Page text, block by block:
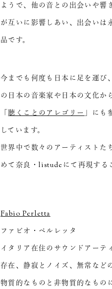
ようで、他の音との出会いや響
が互いに影響しあい、出会いは
品です。
今までも何度も日本に足を運び
の日本の音楽家や日本の文化か
「聴くことのアレゴリー」にも
しています。
世界中で数々のアーティストた
めて奈良・listudeにて再現する
Fabio Perletta
ファビオ・ペルレッタ
イタリア在住のサウンドアーテ
存在、静寂とノイズ、無常など
物質的なものと非物質的なもの